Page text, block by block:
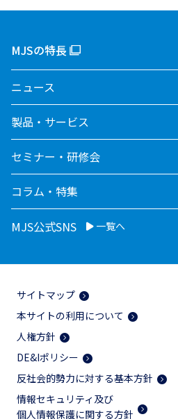
MJSの特長
ニュース
製品・サービス
セミナー・研修会
コラム・特集
MJS公式SNS 一覧へ
サイトマップ
本サイトの利用について
人権方針
DE&Iポリシー
反社会的勢力に対する基本方針
情報セキュリティ及び
個人情報保護に関する方針